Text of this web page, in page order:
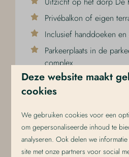
Privébalkon of eigen
Inclusief handdoeken
Parkeerplaats in de
complex
Honden welkom op
Deze website maakt
cookies
We gebruiken cookies voor een
om gepersonaliseerde inhoud te
analyseren. Ook delen we
site met onze partners voor social